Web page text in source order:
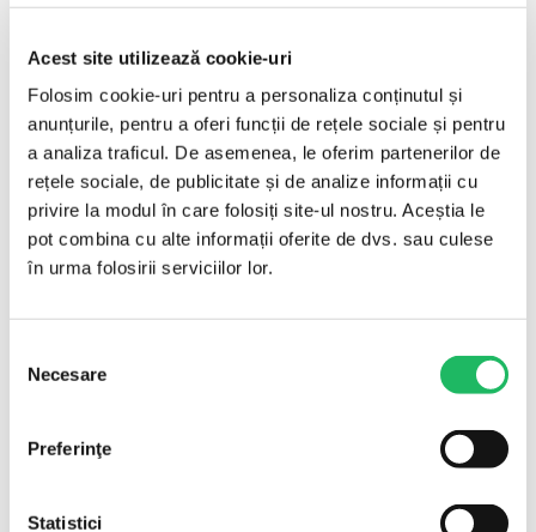
Acest site utilizează cookie-uri
Folosim cookie-uri pentru a personaliza conținutul și
anunțurile, pentru a oferi funcții de rețele sociale și pentru
a analiza traficul. De asemenea, le oferim partenerilor de
rețele sociale, de publicitate și de analize informații cu
privire la modul în care folosiți site-ul nostru. Aceștia le
pot combina cu alte informații oferite de dvs. sau culese
în urma folosirii serviciilor lor.
consimțământului
Necesare
Preferinţe
Statistici
Mărimi
disponibile
M – L
Material
Silicon
Marcaj
CE
Mod ambalare
buc
Cantitate minimă
Importator
SC Alpha Ned 2000 Exim SRL
Pentru ce se folosește